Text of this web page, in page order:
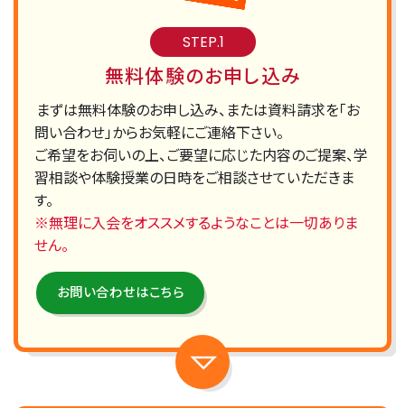
STEP.1
無料体験のお申し込み
まずは無料体験のお申し込み、または資料請求を「お
問い合わせ」からお気軽にご連絡下さい。
ご希望をお伺いの上、ご要望に応じた内容のご提案、学
習相談や体験授業の日時をご相談させていただきま
す。
※無理に入会をオススメするようなことは一切ありま
せん。
お問い合わせはこちら